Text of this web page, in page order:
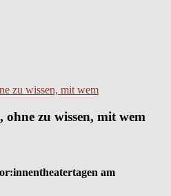
ohne zu wissen, mit wem
am